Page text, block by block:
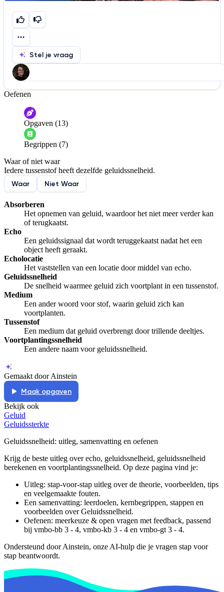
Stel je vraag
Help ons de video te verbeteren
De audio is slecht
Informatie is onjuist
De docent is te langdradig
De uitleg gaat te langzaam
Afspelen werkte niet
Oefenen
Opgaven (13)
Begrippen (7)
Waar of niet waar
Iedere tussenstof heeft dezelfde geluidssnelheid.
Waar
Niet Waar
Absorberen
Het opnemen van geluid, waardoor het niet meer verder kan
of terugkaatst.
Echo
Een geluidssignaal dat wordt teruggekaatst nadat het een
object heeft geraakt.
Echolocatie
Het vaststellen van een locatie door middel van echo.
Geluidssnelheid
De snelheid waarmee geluid zich voortplant in een tussenstof.
Medium
Een ander woord voor stof, waarin geluid zich kan
voortplanten.
Tussenstof
Een medium dat geluid overbrengt door trillende deeltjes.
Voortplantingssnelheid
Een andere naam voor geluidssnelheid.
Gemaakt door Ainstein
Maak opgaven
Bekijk ook
Geluid
Geluidssterkte
Geluidssnelheid: uitleg, samenvatting en oefenen
Krijg de beste uitleg over echo, geluidssnelheid, geluidssnelheid
berekenen en voortplantingssnelheid. Op deze pagina vind je:
Uitleg: stap-voor-stap uitleg over de theorie, voorbeelden, tips
en veelgemaakte fouten.
Een samenvatting: leerdoelen, kernbegrippen, stappen en
voorbeelden overGeluidssnelheid.
Oefenen: meerkeuze & open vragen met feedback, passend
bij vmbo-bb 3 - 4, vmbo-kb 3 - 4 en vmbo-gt 3 - 4.
Ondersteund door Ainstein, onze AI-hulp die je vragen stap voor
stap beantwoordt.